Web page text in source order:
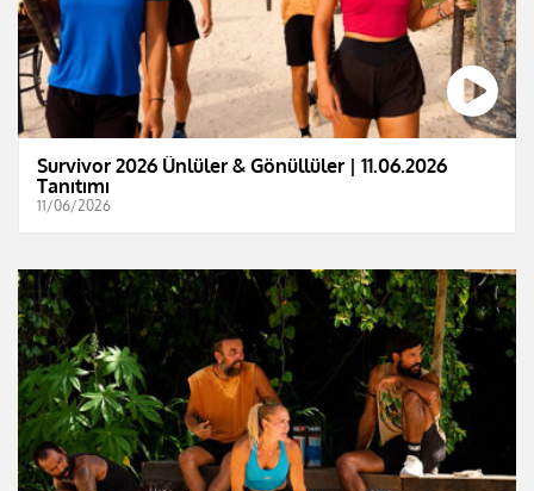
Survivor 2026 Ünlüler & Gönüllüler | 11.06.2026
Tanıtımı
11/06/2026